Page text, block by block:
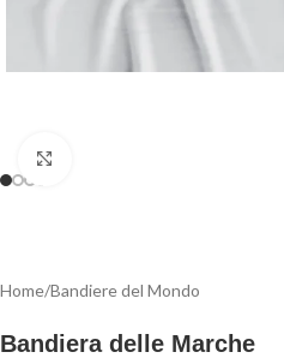
Home/Bandiere del Mondo
Bandiera delle Marche